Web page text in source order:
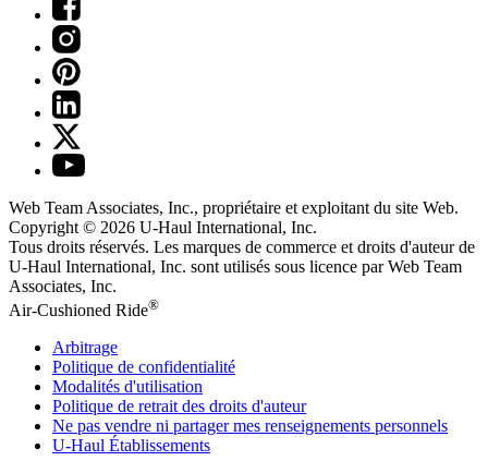
Web Team Associates, Inc., propriétaire et exploitant du site Web.
Copyright © 2026 U-Haul International, Inc.
Tous droits réservés. Les marques de commerce et droits d'auteur de
U-Haul International, Inc. sont utilisés sous licence par Web Team
Associates, Inc.
Air-Cushioned Ride®
Arbitrage
Politique de confidentialité
Modalités d'utilisation
Politique de retrait des droits d'auteur
Ne pas vendre ni partager mes renseignements personnels
U-Haul Établissements